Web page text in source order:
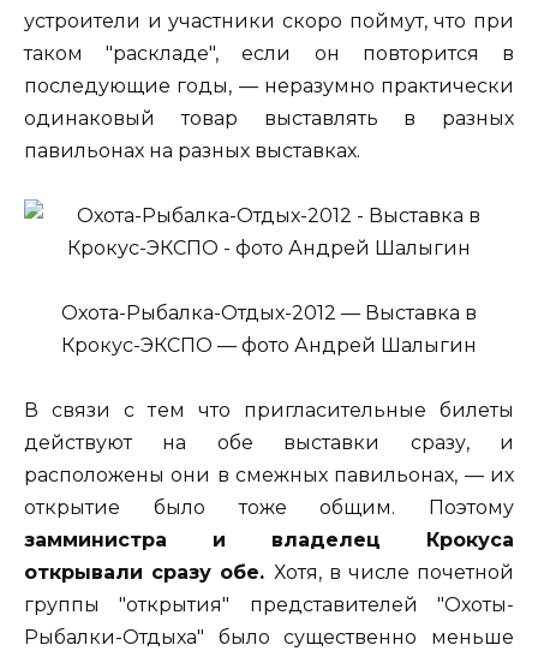
устроители и участники скоро поймут, что при
таком "раскладе", если он повторится в
последующие годы, — неразумно практически
одинаковый товар выставлять в разных
павильонах на разных выставках.
Охота-Рыбалка-Отдых-2012 — Выставка в
Крокус-ЭКСПО — фото Андрей Шалыгин
В связи с тем что пригласительные билеты
действуют на обе выставки сразу, и
расположены они в смежных павильонах, — их
открытие было тоже общим. Поэтому
замминистра и владелец Крокуса
открывали сразу обе. Хотя, в числе почетной
группы "открытия" представителей "Охоты-
Рыбалки-Отдыха" было существенно меньше